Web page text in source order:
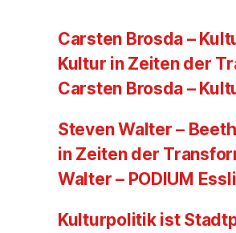
Carsten Brosda –
Kultur in Zeiten der
Carsten Brosda –
Steven Walter –
in Zeiten der
Walter – PODIUM
Kulturpolitik ist